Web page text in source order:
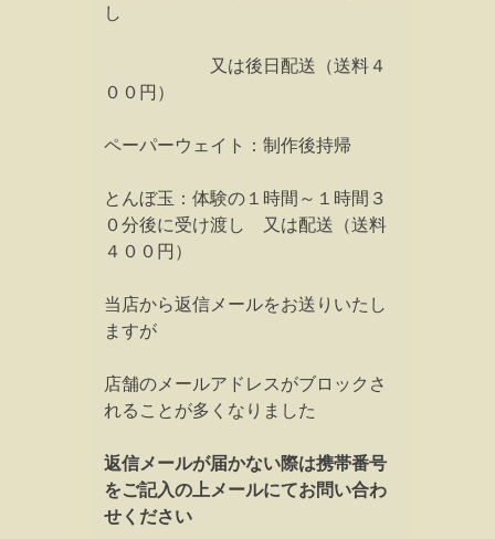
し
又は後日配送（送料４
００円）
ペーパーウェイト：制作後持帰
とんぼ玉：体験の１時間～１時間３
０分後に受け渡し 又は配送（送料
４００円）
当店から返信メールをお送りいたし
ますが
店舗のメールアドレスがブロックさ
れることが多くなりました
返信メールが届かない際は携帯番号
をご記入の上メールにてお問い合わ
せください